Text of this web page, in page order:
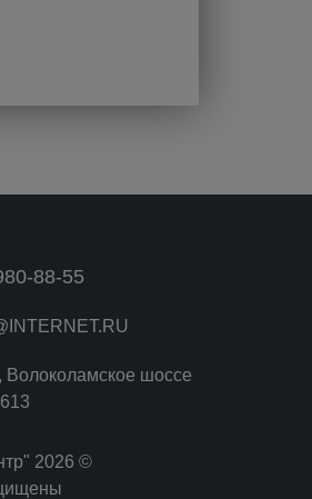
88-55
, Волоколамское шоссе
2026 ©